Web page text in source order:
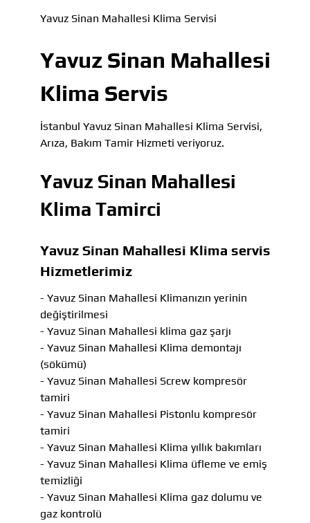
Yavuz Sinan Mahallesi Klima Servisi
Yavuz Sinan Mahallesi
Klima Servis
İstanbul Yavuz Sinan Mahallesi Klima Servisi,
Arıza, Bakım Tamir Hizmeti veriyoruz.
Yavuz Sinan Mahallesi
Klima Tamirci
Yavuz Sinan Mahallesi Klima servis
Hizmetlerimiz
- Yavuz Sinan Mahallesi Klimanızın yerinin
değiştirilmesi
- Yavuz Sinan Mahallesi klima gaz şarjı
- Yavuz Sinan Mahallesi Klima demontajı
(sökümü)
- Yavuz Sinan Mahallesi Screw kompresör
tamiri
- Yavuz Sinan Mahallesi Pistonlu kompresör
tamiri
- Yavuz Sinan Mahallesi Klima yıllık bakımları
- Yavuz Sinan Mahallesi Klima üfleme ve emiş
temizliği
- Yavuz Sinan Mahallesi Klima gaz dolumu ve
gaz kontrolü